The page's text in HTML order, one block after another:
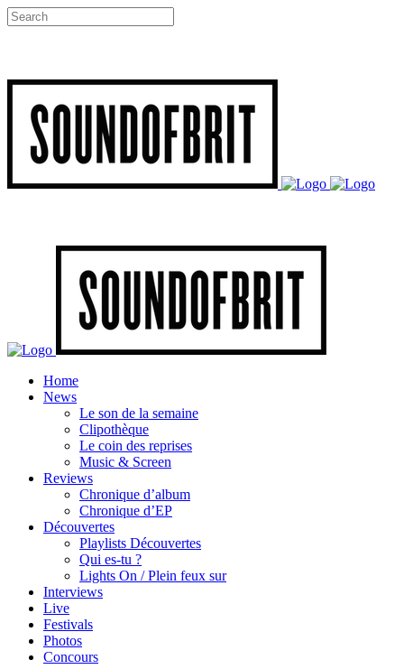
Home
News
Le son de la semaine
Clipothèque
Le coin des reprises
Music & Screen
Reviews
Chronique d’album
Chronique d’EP
Découvertes
Playlists Découvertes
Qui es-tu ?
Lights On / Plein feux sur
Interviews
Live
Festivals
Photos
Concours